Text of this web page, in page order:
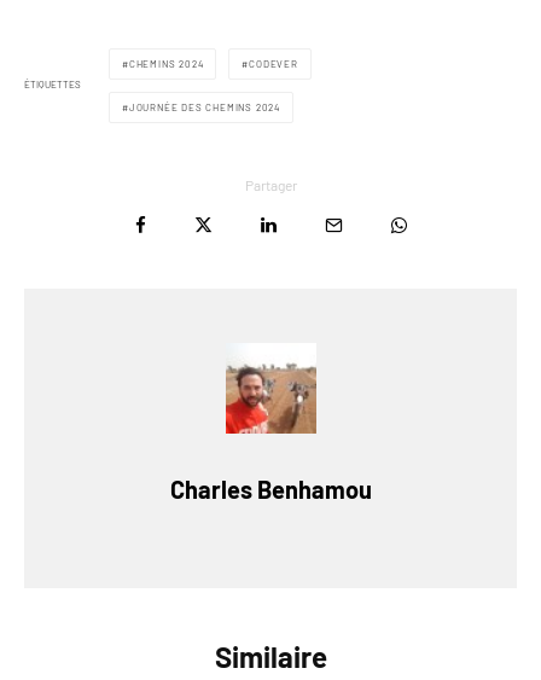
ÉTIQUETTES
CHEMINS 2024 CODEVER
JOURNÉE DES CHEMINS 2024
Partager
Charles Benhamou
Similaire